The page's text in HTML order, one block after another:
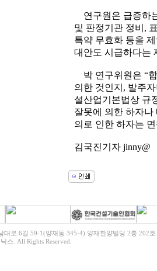
연구원은 급증하
및 판정기관 정비,
특약 무효화 등을
대안도 시급하다는
박 연구위원은 “
의한 것인지, 발주
설산업기본법상 규
잘못에 의한 하자
의로 인한 하자는
김국진기자 jinny@
대로 6길 59-1(양재동 345-4) 양재한양빌딩 2층 202
스. All Rights Reserved